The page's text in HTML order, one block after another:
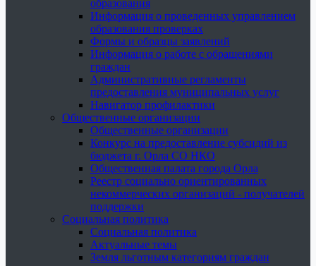
образования
Информация о проведенных управлением
образования проверках
Формы и образцы заявлений
Информация о работе с обращениями
граждан
Административные регламенты
предоставления муниципальных услуг
Навигатор профилактики
Общественные организации
Общественные организации
Конкурс на предоставление субсидий из
бюджета г. Орла СО НКО
Общественная палата города Орла
Реестр социально ориентированных
некоммерческих организаций - получателей
поддержки
Социальная политика
Социальная политика
Актуальные темы
Земля льготным категориям граждан